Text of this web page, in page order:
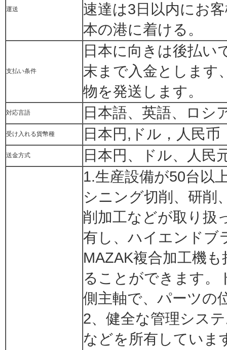
運送
速達は3日以内にお
本の港に着ける。
支払い条件
日本に向きは後払い
末まで入金とします
物を発送します。
対応言語 日本語、英語、ロシ
受け入れる貨幣種 日本円,ドル，人民币
送金方式 日本円、ドル、人民
1.生産設備が50台以
シニング切削、研削
削加工などが取り扱
有し、ハイエンドブ
MAZAK複合加工機
ることができます。
側主軸で、パーツの
2、健全な管理シス
などを所有していま